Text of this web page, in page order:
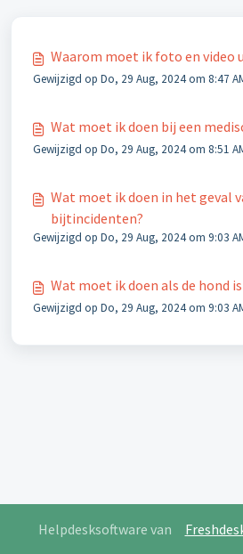
Waarom moet ik foto en video
Gewijzigd op Do, 29 Aug, 2024 om 8:47
Wat moet ik doen bij een
Gewijzigd op Do, 29 Aug, 2024 om 8:51
Wat moet ik doen in het geval
bijtincidenten?
Gewijzigd op Do, 29 Aug, 2024 om 9:03
Wat moet ik doen als de hond
Gewijzigd op Do, 29 Aug, 2024 om 9:03
Helpdesksoftware van